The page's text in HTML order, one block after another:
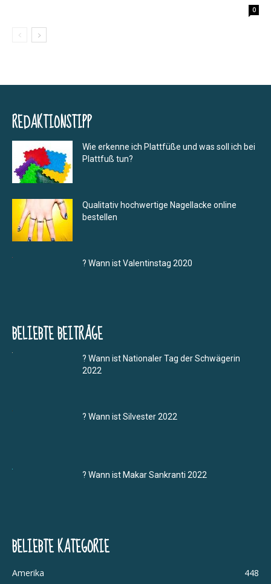
0
REDAKTIONSTIPP
Wie erkenne ich Plattfüße und was soll ich bei
Plattfuß tun?
Qualitativ hochwertige Nagellacke online
bestellen
? Wann ist Valentinstag 2020
BELIEBTE BEITRÄGE
? Wann ist Nationaler Tag der Schwägerin
2022
? Wann ist Silvester 2022
? Wann ist Makar Sankranti 2022
BELIEBTE KATEGORIE
Amerika
448